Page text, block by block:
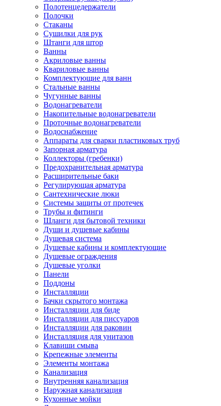
Полотенцедержатели
Полочки
Стаканы
Сушилки для рук
Штанги для штор
Ванны
Акриловые ванны
Квариловые ванны
Комплектующие для ванн
Стальные ванны
Чугунные ванны
Водонагреватели
Накопительные водонагреватели
Проточные водонагреватели
Водоснабжение
Аппараты для сварки пластиковых труб
Запорная арматура
Коллекторы (гребенки)
Предохранительная арматура
Расширительные баки
Регулирующая арматура
Сантехнические люки
Системы защиты от протечек
Трубы и фитинги
Шланги для бытовой техники
Души и душевые кабины
Душевая система
Душевые кабины и комплектующие
Душевые ограждения
Душевые уголки
Панели
Поддоны
Инсталляции
Бачки скрытого монтажа
Инсталляции для биде
Инсталляции для писсуаров
Инсталляции для раковин
Инсталляция для унитазов
Клавиши смыва
Крепежные элементы
Элементы монтажа
Канализация
Внутренняя канализация
Наружная канализация
Кухонные мойки